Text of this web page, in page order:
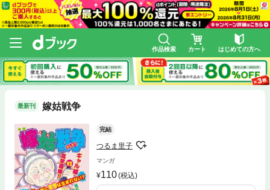
作品検索 カート はじめての方へ
最新刊 嫁姑戦争
完結
つるま里子
マンガ
110(税込)